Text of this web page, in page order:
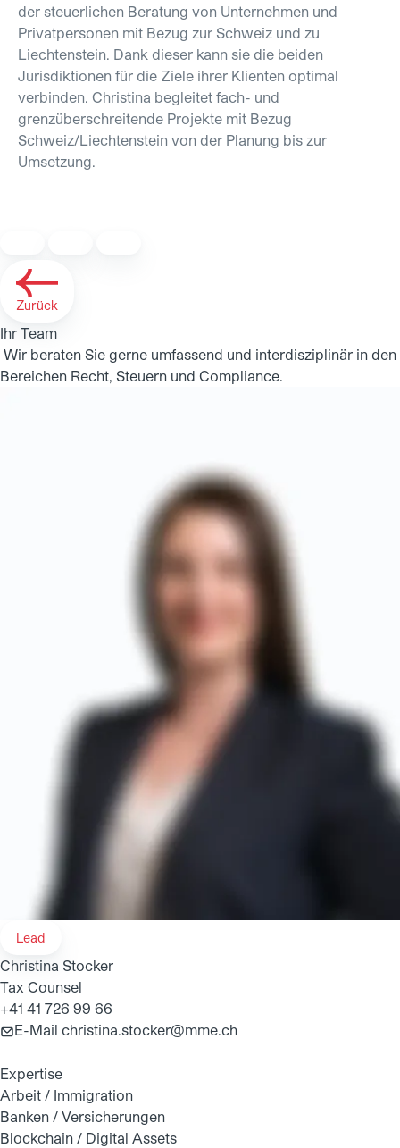
der steuerlichen Beratung von Unternehmen und
Privatpersonen mit Bezug zur Schweiz und zu
Liechtenstein. Dank dieser kann sie die beiden
Jurisdiktionen für die Ziele ihrer Klienten optimal
verbinden. Christina begleitet fach- und
grenzüberschreitende Projekte mit Bezug
Schweiz/Liechtenstein von der Planung bis zur
Umsetzung.
Zurück
Ihr Team
Wir beraten Sie gerne umfassend und interdisziplinär in den
Bereichen Recht, Steuern und Compliance.
Lead
Christina Stocker
Tax Counsel
+41 41 726 99 66
E-Mail christina.stocker@mme.ch
Expertise
Arbeit / Immigration
Banken / Versicherungen
Blockchain / Digital Assets